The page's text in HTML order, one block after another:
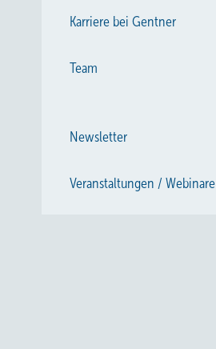
Karriere bei Gentner
Team
Newsletter
Veranstaltungen / Webinare